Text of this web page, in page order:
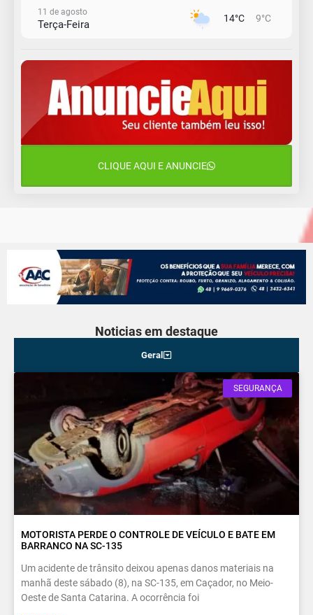
11 de agosto
Terça-Feira 14°C 9°C
Quarta-Feira
13 de agosto
Quinta-Feira
CLIQUE AQUI E ANUNCIE
Noticias em destaque
Geral
SEGURANÇA
MOTORISTA PERDE O CONTROLE DE VEÍCULO E BATE EM
BARRANCO NA SC-135
Um acidente de trânsito deixou apenas danos materiais na
manhã deste sábado (8), na SC-135, em Caçador, no Meio-
Oeste de Santa Catarina. A ocorrência foi